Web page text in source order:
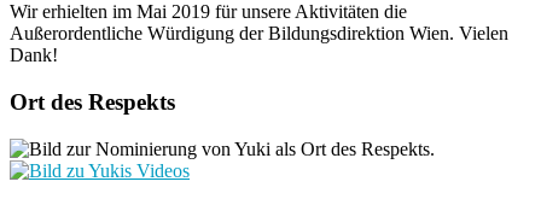
Wir erhielten im Mai 2019 für unsere Aktivitäten die
Außerordentliche Würdigung der Bildungsdirektion Wien. Vielen
Dank!
Ort des Respekts